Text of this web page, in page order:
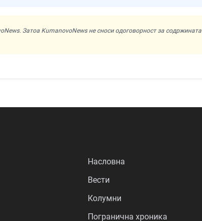
Затоа KumanovoNews не сноси одоговорност за содржината
Насловна
Вести
Колумни
Погранична хроника